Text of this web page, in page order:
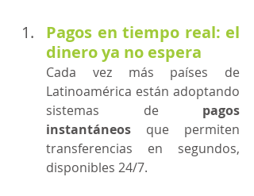
Pagos en tiempo real: el
dinero ya no espera
Cada vez más países de
Latinoamérica están adoptando
sistemas de pagos
instantáneos que permiten
transferencias en segundos,
disponibles 24/7.